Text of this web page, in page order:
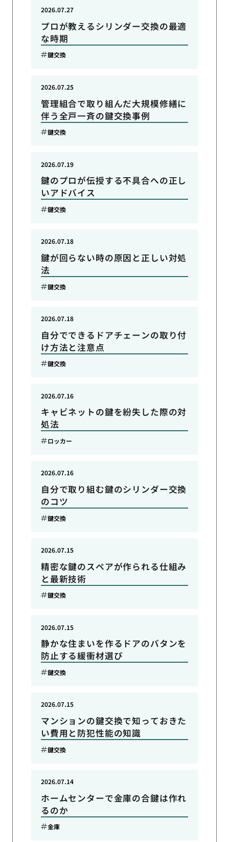
プロが教えるシリンダー交換の最適
な時期
2026.07.27
鍵交換
管理組合で取り組んだ大規模修繕に
伴う全戸一斉の鍵交換事例
2026.07.25
鍵交換
鍵のプロが伝授する不具合への正し
いアドバイス
2026.07.19
鍵交換
鍵が回らない時の原因と正しい対処
法
2026.07.18
鍵交換
自分でできるドアチェーンの取り付
け方法と注意点
2026.07.18
鍵交換
キャビネットの鍵を紛失した際の対
処法
2026.07.16
ロッカー
自分で取り組む鍵のシリンダー交換
のコツ
2026.07.16
鍵交換
精密な鍵のスペアが作られる仕組み
と最新技術
2026.07.15
鍵交換
静かな住まいを作るドアのバタンを
防止する緩衝材選び
2026.07.15
鍵交換
マンションの鍵交換で知っておきた
い費用と防犯性能の知識
2026.07.15
鍵交換
ホームセンターで金庫の合鍵は作れ
るのか
2026.07.14
金庫